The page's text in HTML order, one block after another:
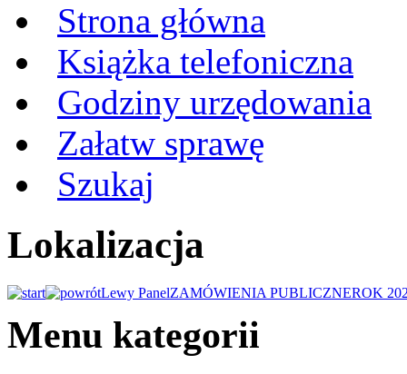
Strona główna
Książka telefoniczna
Godziny urzędowania
Załatw sprawę
Szukaj
Lokalizacja
Lewy PanelZAMÓWIENIA PUBLICZNEROK
Menu kategorii